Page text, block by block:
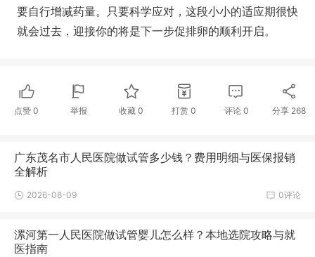
要自行增减药量。只要科学应对，这段小小的适应期很快
就会过去，迎接你的将是下一步促排卵的顺利开启。
点赞 0 举报 收藏0 打赏 0 评论 0 分享 268
广东茂名市人民医院做试管多少钱？费用明细与医保报销
全解析
0评论
2026-08-09
漯河第一人民医院做试管婴儿怎么样？本地选院攻略与就
医指南